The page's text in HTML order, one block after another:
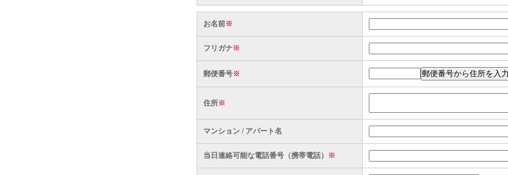
お名前※
フリガナ※
郵便番号※
住所※
マンション / アパート名
当日連絡可能な電話番号（携帯電話） ※